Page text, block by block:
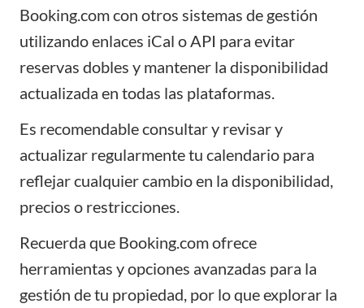
Booking.com con otros sistemas de gestión
utilizando enlaces iCal o API para evitar
reservas dobles y mantener la disponibilidad
actualizada en todas las plataformas.
Es recomendable consultar y revisar y
actualizar regularmente tu calendario para
reflejar cualquier cambio en la disponibilidad,
precios o restricciones.
Recuerda que Booking.com ofrece
herramientas y opciones avanzadas para la
gestión de tu propiedad, por lo que explorar la